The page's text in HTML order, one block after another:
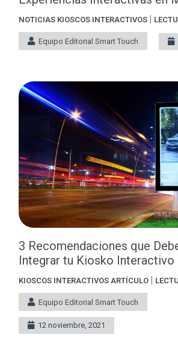
NOTICIAS KIOSCOS INTERACTIVOS |
Equipo Editorial Smart Touch
3 Recomendaciones que
Integrar tu Kiosko Interactivo
KIOSCOS INTERACTIVOS ARTÍCULO |
Equipo Editorial Smart Touch
12 noviembre, 2021